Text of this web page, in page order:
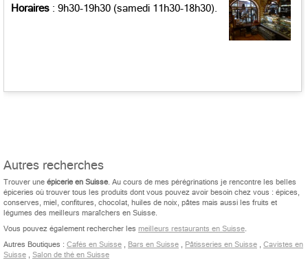
Horaires : 9h30-19h30 (samedi 11h30-18h30).
Autres recherches
Trouver une épicerie en Suisse. Au cours de mes pérégrinations je rencontre les belles
épiceries où trouver tous les produits dont vous pouvez avoir besoin chez vous : épices,
conserves, miel, confitures, chocolat, huiles de noix, pâtes mais aussi les fruits et
légumes des meilleurs maraîchers en Suisse.
Vous pouvez également rechercher les meilleurs restaurants en Suisse.
Autres Boutiques : Cafés en Suisse , Bars en Suisse , Pâtisseries en Suisse , Cavistes en
Suisse , Salon de thé en Suisse